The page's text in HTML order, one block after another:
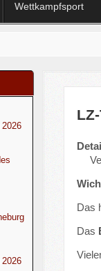
Wettkampfsport
2026
2026
Das
Das